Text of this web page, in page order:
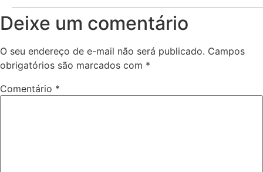
Deixe um comentário
O seu endereço de e-mail não será publicado. Campos
obrigatórios são marcados com *
Comentário *